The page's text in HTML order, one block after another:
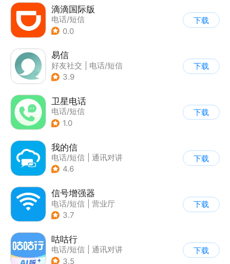
滴滴国际版
电话/短信
0.0
下载
易信
好友社交
电话/短信
3.9
下载
卫星电话
电话/短信
1.0
下载
我的信
电话/短信
通讯对讲
4.6
下载
信号增强器
电话/短信
营业厅
3.7
下载
咕咕行
电话/短信
通讯对讲
3.5
下载